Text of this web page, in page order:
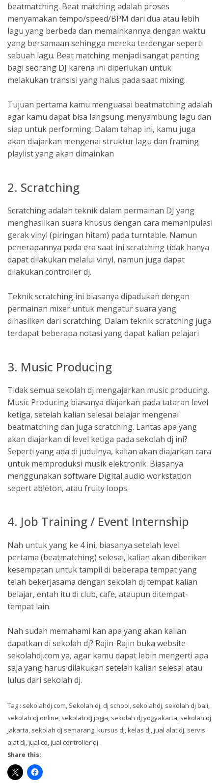
beatmatching. Beat matching adalah proses
menyamakan tempo/speed/BPM dari dua atau lebih
lagu yang berbeda dan memainkannya dengan waktu
yang bersamaan sehingga mereka terdengar seperti
sebuah lagu. Beat matching menjadi sangat penting
bagi seorang DJ karena ini diperlukan untuk
melakukan transisi yang halus pada saat mixing.
Tujuan pertama kamu menguasai beatmatching adalah
agar kamu dapat bisa langsung menyambung lagu dan
siap untuk performing. Dalam tahap ini, kamu juga
akan diajarkan mengenai struktur lagu dan framing
playlist yang akan dimainkan
​2. Scratching
​Scratching adalah teknik dalam permainan DJ yang
menghasilkan suara khusus dengan cara memanipulasi
gerak vinyl (piringan hitam) pada turntable. Namun
penerapannya pada era saat ini scratching tidak hanya
dapat dilakukan melalui vinyl, namun juga dapat
dilakukan controller dj.
Teknik scratching ini biasanya dipadukan dengan
permainan mixer untuk mengatur suara yang
dihasilkan dari scratching. Dalam teknik scratching juga
terdapat beberapa notasi yang dapat kalian pelajari
3. Music Producing
​Tidak semua sekolah dj mengajarkan music producing.
Music Producing biasanya diajarkan pada tataran level
ketiga, setelah kalian selesai belajar mengenai
beatmatching dan juga scratching. Lantas apa yang
akan diajarkan di level ketiga pada sekolah dj ini?
Seperti yang ada di judulnya, kalian akan diajarkan cara
untuk memproduksi musik elektronik. Biasanya
menggunakan software Digital audio workstation
sepert ableton, atau fruity loops.
​4. Job Training / Event Internship
​Nah untuk yang ke 4 ini, biasanya setelah level
pertama (beatmatching) selesai, kalian akan diberikan
kesempatan untuk tampil di beberapa tempat yang
telah bekerjasama dengan sekolah dj tempat kalian
belajar, entah itu di club, cafe, ataupun ditempat-
tempat lain.
Nah sudah memahami kan apa yang akan kalian
dapatkan di sekolah dj? Rajin-Rajin buka website
sekolahdj.com ya, agar kamu dapat lebih mengerti apa
saja yang harus dilakukan setelah kalian selesai atau
lulus dari sekolah dj.
Tag : sekolahdj.com, Sekolah dj, dj school, sekolahdj, sekolah dj bali,
sekolah dj online, sekolah dj jogja, sekolah dj yogyakarta, sekolah dj
jakarta, sekolah dj semarang, kursus dj, kelas dj, jual alat dj, servis
alat dj, jual cd, jual controller dj.
Share this: